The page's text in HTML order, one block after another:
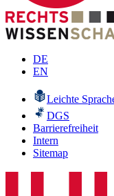
DE
EN
Leichte
DGS
Barrierefreiheit
Intern
Sitemap